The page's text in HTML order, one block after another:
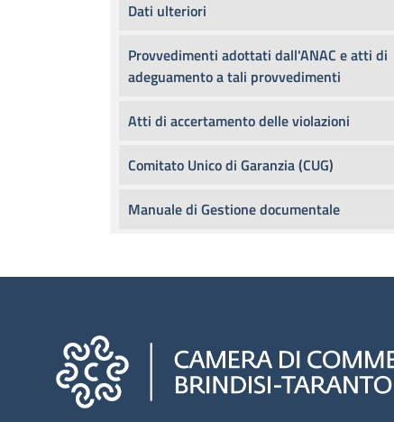
Dati ulteriori
Provvedimenti adottati dall'ANAC e atti di
adeguamento a tali provvedimenti
Atti di accertamento delle violazioni
Comitato Unico di Garanzia (CUG)
Manuale di Gestione documentale